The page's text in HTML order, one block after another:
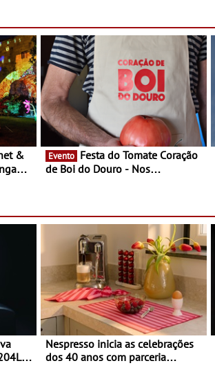
Evento
de Boi do Douro - Nos
Nespresso inicia as celebrações
dos 40 anos com parceria